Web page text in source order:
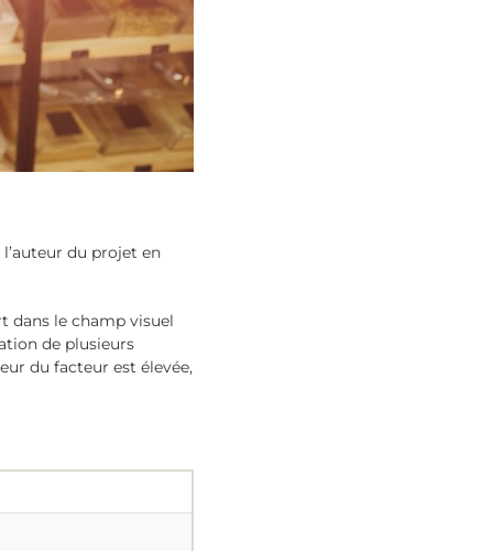
du projet en
dans le champ visuel
de plusieurs
du facteur est élevée,